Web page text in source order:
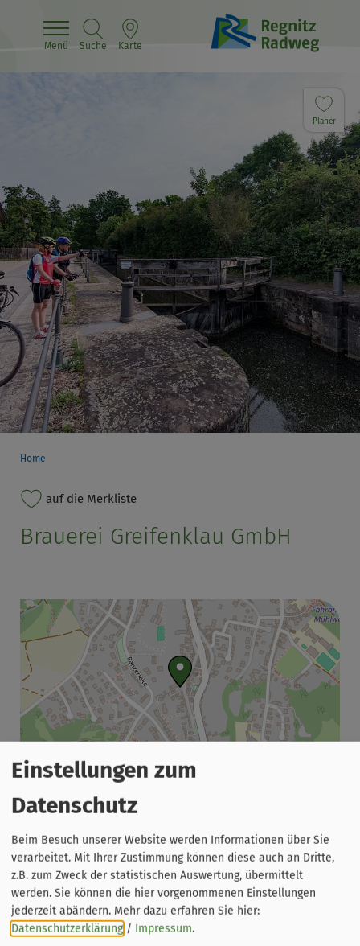
Menü Suche Karte
Planer
Home
auf die Merkliste
Brauerei Greifenklau GmbH
Leaflet
Brauerei Greifenklau GmbH
96049 Bamberg
0951 53219
Einstellungen zum
Datenschutz
Beim Besuch unserer Website werden Informationen über Sie
verarbeitet. Mit Ihrer Zustimmung können diese auch an Dritte,
z.B. zum Zweck der statistischen Auswertung, übermittelt
werden. Sie können die hier vorgenommenen Einstellungen
jederzeit abändern. Mehr dazu erfahren Sie hier:
Datenschutzerklärung / Impressum.